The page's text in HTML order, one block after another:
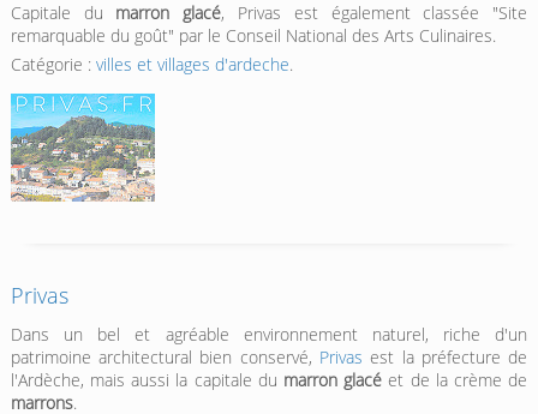
Capitale du marron glacé, Privas est également classée "Site
remarquable du goût" par le Conseil National des Arts Culinaires.
Catégorie : villes et villages d'ardeche.
Privas
Dans un bel et agréable environnement naturel, riche d'un
patrimoine architectural bien conservé, Privas est la préfecture de
l'Ardèche, mais aussi la capitale du marron glacé et de la crème de
marrons.